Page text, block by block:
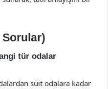
Sorular)
tür odalar
süit odalara kadar